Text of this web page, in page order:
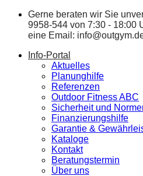
Zum
springen
Gerne beraten wir Sie
9958-544 von 7:30 - 18:00
eine Email:
Info-Portal
Aktuelles
Planunghilfe
Referenzen
Outdoor Fitness ABC
Sicherheit und
Finanzierungshilfe
Garantie &
Kataloge
Kontakt
Beratungstermin
Über uns